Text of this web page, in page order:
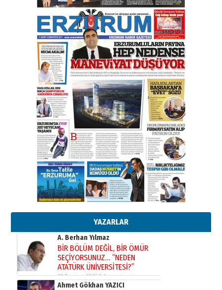
YAZARLAR
Esat BİNDESEN
Başkan Sekmen’den Erzurum’a
bir vizyon proje daha!
02 Ağustos 2026 Pazar
Kadir SABUNCUOĞLU
Erzurumspor’un köşe taşları
29 Haziran 2026 Pazartesi
Kenan GÜLERCİ
Murat Şahsuvaroğlu ERKON’da
çıtayı yukarı taşırken,
yönetimdekiler aşağı
çekmemeli!
17 Şubat 2026 SalıOrhan BOZKURT
Bir fotoğraf, bir şehir, bir
A. Berhan Yılmaz
BİR BÖLÜM DEĞİL, BİR ÖMÜR
SEÇİYORSUNUZ… “NEDEN
ATATÜRK ÜNİVERSİTESİ?”
28 Temmuz 2026 Salı
Ahmet Gökhan YAZICI